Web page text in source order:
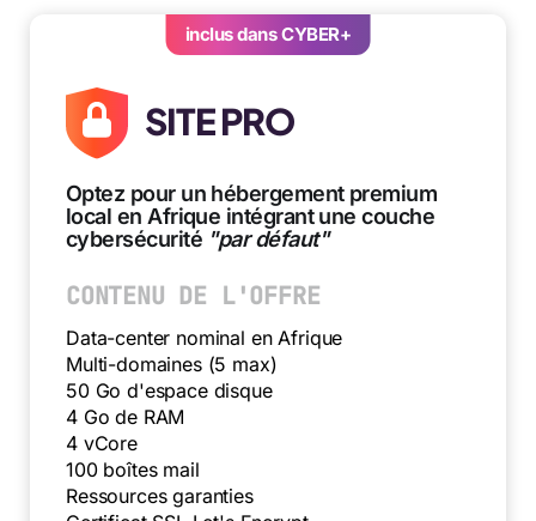
inclus dans CYBER+
SITE PRO
Optez pour un hébergement premium
local en Afrique intégrant une couche
cybersécurité "par défaut"
CONTENU DE L'OFFRE
Data-center nominal en Afrique
Multi-domaines (5 max)
50 Go d'espace disque
4 Go de RAM
4 vCore
100 boîtes mail
Ressources garanties